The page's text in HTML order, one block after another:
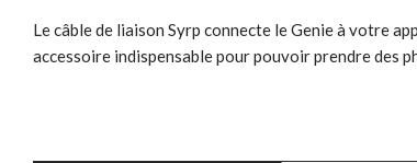
Le câble de liaison Syrp connecte le Genie à votre
accessoire indispensable pour pouvoir prendre des